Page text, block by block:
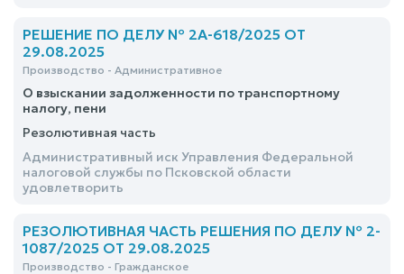
РЕШЕНИЕ ПО ДЕЛУ № 2А-618/2025 ОТ
29.08.2025
Производство - Административное
О взыскании задолженности по транспортному
налогу, пени
Резолютивная часть
Административный иск Управления Федеральной
налоговой службы по Псковской области
удовлетворить
РЕЗОЛЮТИВНАЯ ЧАСТЬ РЕШЕНИЯ ПО ДЕЛУ № 2-
1087/2025 ОТ 29.08.2025
Производство - Гражданское